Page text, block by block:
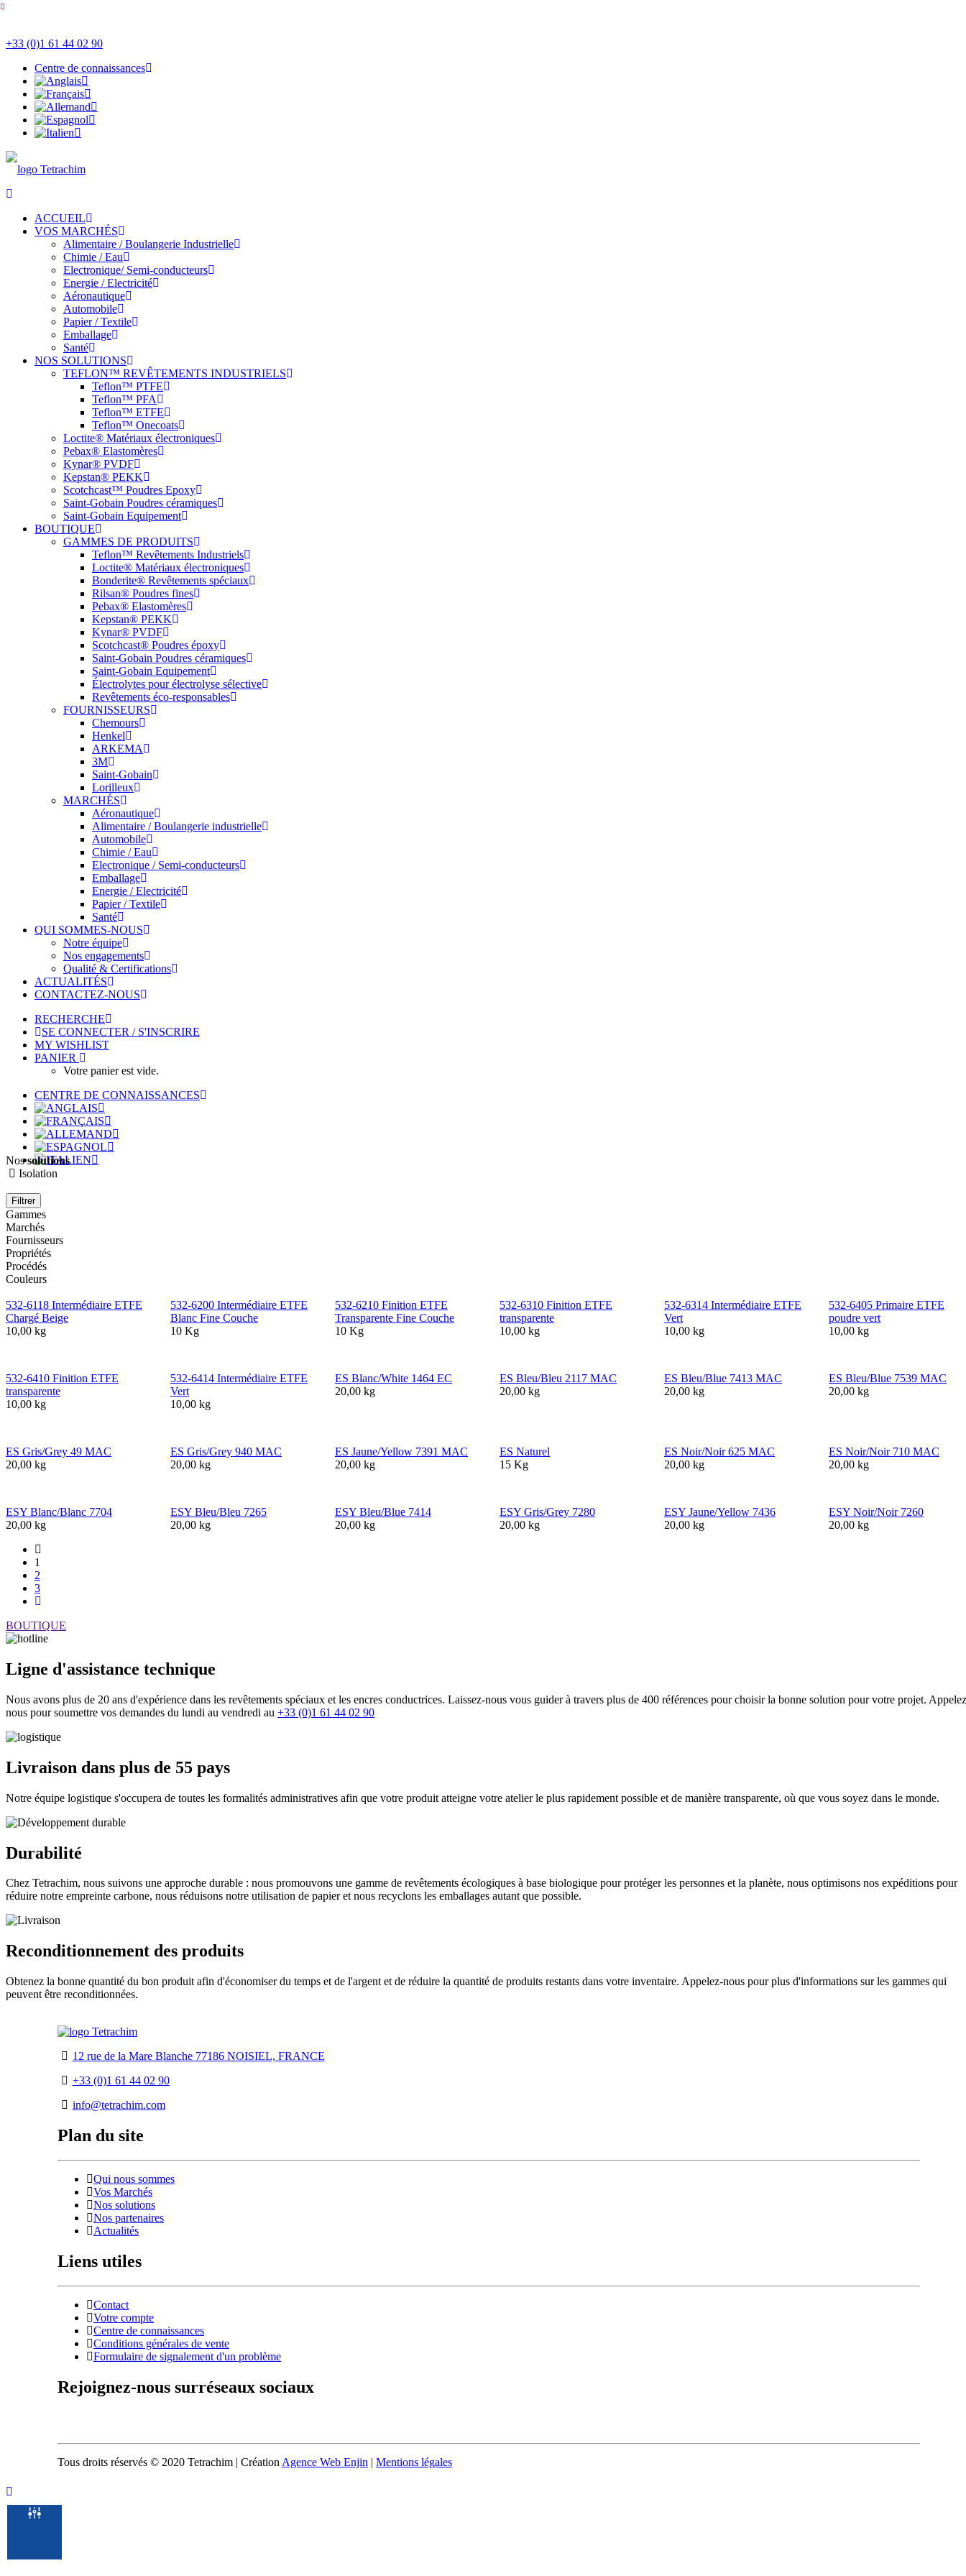
+33 (0)1 61 44 02 90
Centre de connaissances
ACCUEIL
VOS MARCHÉS
Alimentaire / Boulangerie Industrielle
Chimie / Eau
Electronique/ Semi-conducteurs
Energie / Electricité
Aéronautique
Automobile
Papier / Textile
Emballage
Santé
NOS SOLUTIONS
TEFLON™ REVÊTEMENTS INDUSTRIELS
Teflon™ PTFE
Teflon™ PFA
Teflon™ ETFE
Teflon™ Onecoats
Loctite® Matériaux électroniques
Pebax® Elastomères
Kynar® PVDF
Kepstan® PEKK
Scotchcast™ Poudres Epoxy
Saint-Gobain Poudres céramiques
Saint-Gobain Equipement
BOUTIQUE
GAMMES DE PRODUITS
Teflon™ Revêtements Industriels
Loctite® Matériaux électroniques
Bonderite® Revêtements spéciaux
Rilsan® Poudres fines
Pebax® Elastomères
Kepstan® PEKK
Kynar® PVDF
Scotchcast® Poudres époxy
Saint-Gobain Poudres céramiques
Saint-Gobain Equipement
Électrolytes pour électrolyse sélective
Revêtements éco-responsables
FOURNISSEURS
Chemours
Henkel
ARKEMA
3M
Saint-Gobain
Lorilleux
MARCHÉS
Aéronautique
Alimentaire / Boulangerie industrielle
Automobile
Chimie / Eau
Electronique / Semi-conducteurs
Emballage
Energie / Electricité
Papier / Textile
Santé
QUI SOMMES-NOUS
Notre équipe
Nos engagements
Qualité & Certifications
ACTUALITÉS
CONTACTEZ-NOUS
RECHERCHE
SE CONNECTER / S'INSCRIRE
MY WISHLIST
PANIER
Votre panier est vide.
CENTRE DE CONNAISSANCES
Nossolutions
Isolation
Filtrer
Gammes
Marchés
Fournisseurs
Propriétés
Procédés
Couleurs
532-6118 Intermédiaire ETFE
Chargé Beige
10,00 kg
532-6200 Intermédiaire ETFE
Blanc Fine Couche
10 Kg
532-6210 Finition ETFE
Transparente Fine Couche
10 Kg
532-6310 Finition ETFE
transparente
10,00 kg
532-6314 Intermédiaire ETFE
Vert
10,00 kg
532-6405 Primaire ETFE
poudre vert
10,00 kg
532-6410 Finition ETFE
transparente
10,00 kg
532-6414 Intermédiaire ETFE
Vert
10,00 kg
ES Blanc/White 1464 EC
20,00 kg
ES Bleu/Bleu 2117 MAC
20,00 kg
ES Bleu/Blue 7413 MAC
20,00 kg
ES Bleu/Blue 7539 MAC
20,00 kg
ES Gris/Grey 49 MAC
20,00 kg
ES Gris/Grey 940 MAC
20,00 kg
ES Jaune/Yellow 7391 MAC
20,00 kg
ES Naturel
15 Kg
ES Noir/Noir 625 MAC
20,00 kg
ES Noir/Noir 710 MAC
20,00 kg
ESY Blanc/Blanc 7704
20,00 kg
ESY Bleu/Bleu 7265
20,00 kg
ESY Bleu/Blue 7414
20,00 kg
ESY Gris/Grey 7280
20,00 kg
ESY Jaune/Yellow 7436
20,00 kg
ESY Noir/Noir 7260
20,00 kg
1
2
3
BOUTIQUE
Ligne d'assistance technique
Nous avons plus de 20 ans d'expérience dans les revêtements spéciaux et les encres conductrices. Laissez-nous vous guider à travers plus de 400 références pour choisir la bonne solution pour votre projet.
nous pour soumettre vos demandes du lundi au vendredi au +33 (0)1 61 44 02 90
Livraison dans plus de 55 pays
Notre équipe logistique s'occupera de toutes les formalités administratives afin que votre produit atteigne votre atelier le plus rapidement possible et de manière transparente, où que vous soyez dans le monde.
Durabilité
Chez Tetrachim, nous suivons une approche durable : nous promouvons une gamme de revêtements écologiques à base biologique pour protéger les personnes et la planète, nous optimisons nos expéditions pour
réduire notre empreinte carbone, nous réduisons notre utilisation de papier et nous recyclons les emballages autant que possible.
Reconditionnement des produits
Obtenez la bonne quantité du bon produit afin d'économiser du temps et de l'argent et de réduire la quantité de produits restants dans votre inventaire. Appelez-nous pour plus d'informations sur les gammes qui
peuvent être reconditionnées.
12 rue de la Mare Blanche 77186 NOISIEL, FRANCE
+33 (0)1 61 44 02 90
info@tetrachim.com
Plan du site
Qui nous sommes
Vos Marchés
Nos solutions
Nos partenaires
Actualités
Liens utiles
Contact
Votre compte
Centre de connaissances
Conditions générales de vente
Formulaire de signalement d'un problème
Rejoignez-nous surréseaux sociaux
Tous droits réservés © 2020 Tetrachim | Création Agence Web Enjin | Mentions légales